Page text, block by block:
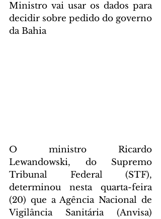
Ministro vai usar os dados para
decidir sobre pedido do governo
da Bahia
O ministro Ricardo
Lewandowski, do Supremo
Tribunal Federal (STF),
determinou nesta quarta-feira
(20) que a Agência Nacional de
Vigilância Sanitária (Anvisa)